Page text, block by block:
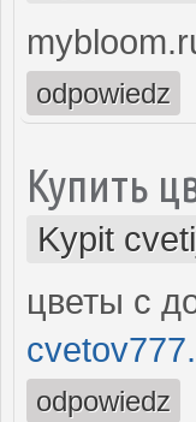
odpowiedz
Купить
Kypit
цветы с
odpowiedz